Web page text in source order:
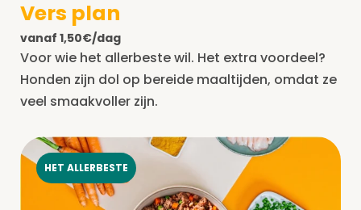
Vers plan
vanaf 1,50€/dag
Voor wie het allerbeste wil. Het extra voordeel?
Honden zijn dol op bereide maaltijden, omdat ze
veel smaakvoller zijn.
HET ALLERBESTE